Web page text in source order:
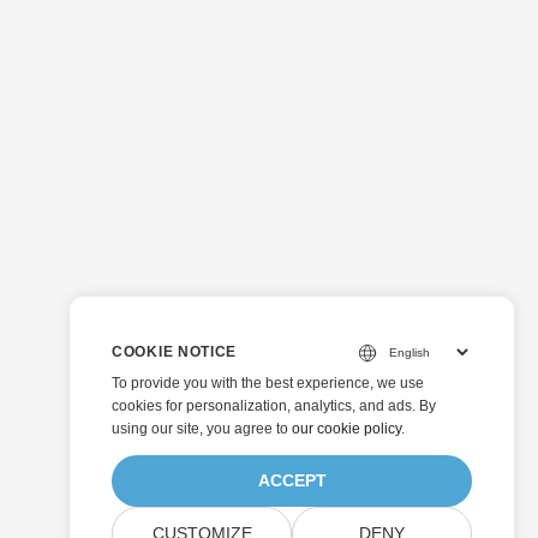
COOKIE NOTICE
To provide you with the best experience, we use
cookies for personalization, analytics, and ads. By
using our site, you agree to our cookie policy.
ACCEPT
CUSTOMIZE DENY